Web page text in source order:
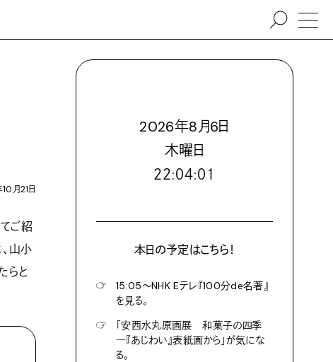
月21日
ご紹
山小
らと
2026年8月6日
木曜日
２２:０４:０３
本日の予定はこちら！
☞
15:05〜NHK Eテレ『100分de名著』
を見る。
☞
「安西水丸原画展 和菓子の四季
―『あじわい』表紙画から」が気にな
る。